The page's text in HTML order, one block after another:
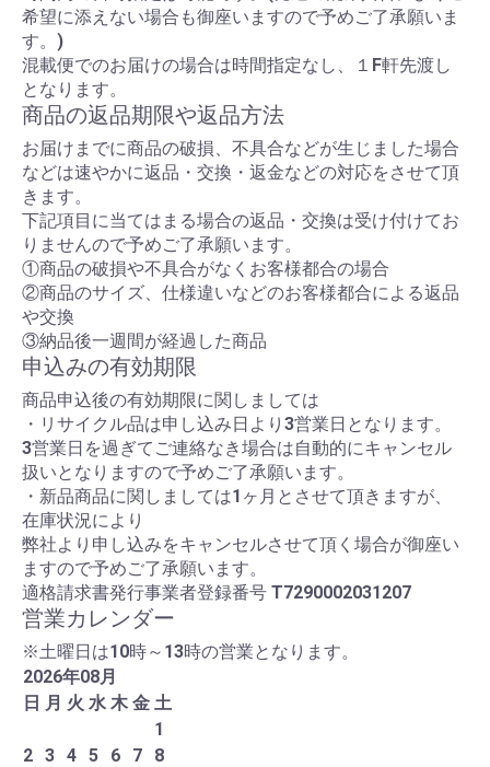
希望に添えない場合も御座いますので予めご了承願いま
す。)
混載便でのお届けの場合は時間指定なし、１F軒先渡し
となります。
商品の返品期限や返品方法
お届けまでに商品の破損、不具合などが生じました場合
などは速やかに返品・交換・返金などの対応をさせて頂
きます。
下記項目に当てはまる場合の返品・交換は受け付けてお
りませんので予めご了承願います。
①商品の破損や不具合がなくお客様都合の場合
②商品のサイズ、仕様違いなどのお客様都合による返品
や交換
③納品後一週間が経過した商品
申込みの有効期限
商品申込後の有効期限に関しましては
・リサイクル品は申し込み日より3営業日となります。
3営業日を過ぎてご連絡なき場合は自動的にキャンセル
扱いとなりますので予めご了承願います。
・新品商品に関しましては1ヶ月とさせて頂きますが、
在庫状況により
弊社より申し込みをキャンセルさせて頂く場合が御座い
ますので予めご了承願います。
適格請求書発行事業者登録番号 T7290002031207
営業カレンダー
※土曜日は10時～13時の営業となります。
2026年08月
日 月 火 水 木 金 土
1
2 3 4 5 6 7
8